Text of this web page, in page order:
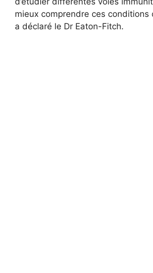
mieux comprendre ces conditions
a déclaré le Dr Eaton-Fitch.